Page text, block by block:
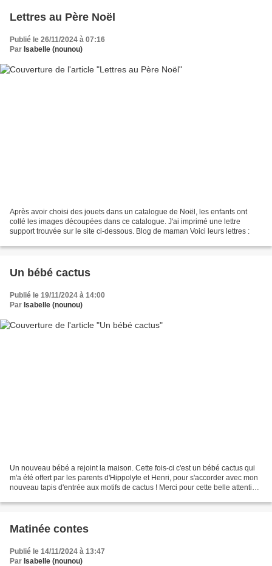
Lettres au Père Noël
Publié le 26/11/2024 à 07:16
Par Isabelle (nounou)
Après avoir choisi des jouets dans un catalogue de Noël, les enfants ont
collé les images découpées dans ce catalogue. J'ai imprimé une lettre
support trouvée sur le site ci-dessous. Blog de maman Voici leurs lettres :
Un bébé cactus
Publié le 19/11/2024 à 14:00
Par Isabelle (nounou)
Un nouveau bébé a rejoint la maison. Cette fois-ci c'est un bébé cactus qui
m'a été offert par les parents d'Hippolyte et Henri, pour s'accorder avec mon
nouveau tapis d'entrée aux motifs de cactus ! Merci pour cette belle attention!
Matinée contes
Publié le 14/11/2024 à 13:47
Par Isabelle (nounou)